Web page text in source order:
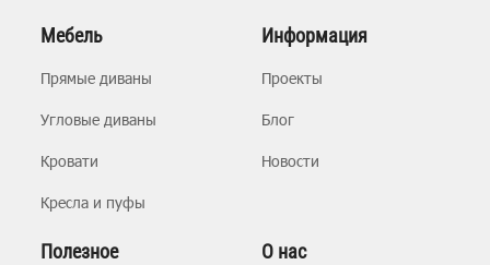
Мебель
Прямые диваны
Угловые диваны
Кровати
Кресла и пуфы
Информация
Проекты
Блог
Новости
Полезное О нас